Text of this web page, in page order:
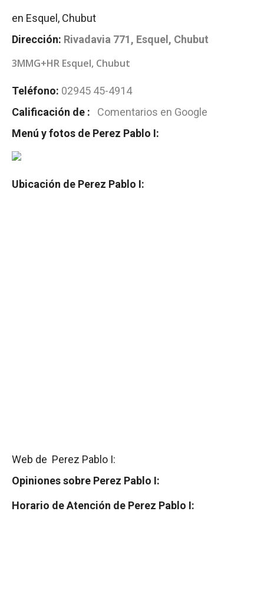
en Esquel, Chubut
Dirección: Rivadavia 771, Esquel, Chubut
3MMG+HR Esquel, Chubut
Teléfono: 02945 45-4914
Calificación de :
Comentarios en Google
Menú y fotos de Perez Pablo I:
Ubicación de Perez Pablo I:
Web de Perez Pablo I:
Opiniones sobre Perez Pablo I:
Horario de Atención de Perez Pablo I: